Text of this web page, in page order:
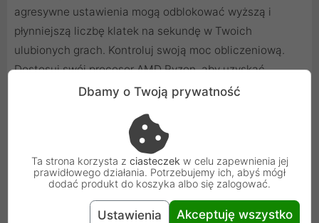
agresywne ustawienia mogą odblokować wyższą i
płynniejszą liczbę klatek na sekundę w Twoich
ulubionych grach. Kontroluj swoją moc obliczeniową.
Dostosuj swój procesor AMD Ryzen, aby uzyskać
spersonalizowaną wydajność, korzystając z
Dbamy o Twoją prywatność
Ta strona korzysta z ciasteczek w celu zapewnienia jej
prawidłowego działania. Potrzebujemy ich, abyś mógł
dodać produkt do koszyka albo się zalogować.
Ustawienia Akceptuję wszystko